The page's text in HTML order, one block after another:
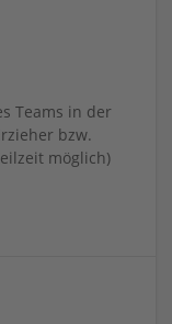
Teams in der
bzw.
möglich)